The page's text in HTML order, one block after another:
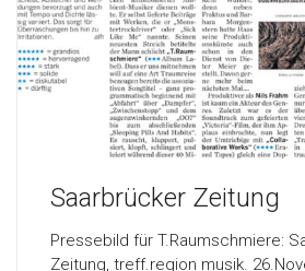
Saarbrücker Zeitung
Pressebild für T.Raumschmiere:
Zeitung, treff.region musik.